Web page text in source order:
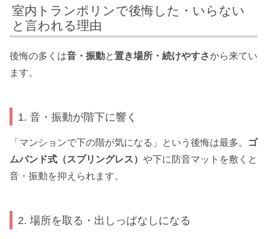
室内トランポリンで後悔した・いらない
と言われる理由
後悔の多くは音・振動と置き場所・続けやすさから来てい
ます。
1. 音・振動が階下に響く
「マンションで下の階が気になる」という後悔は最多。
ゴ
ムバンド式（スプリングレス） や下に防音マットを敷くと
音・振動を抑えられます。
2. 場所を取る・出しっぱなしになる